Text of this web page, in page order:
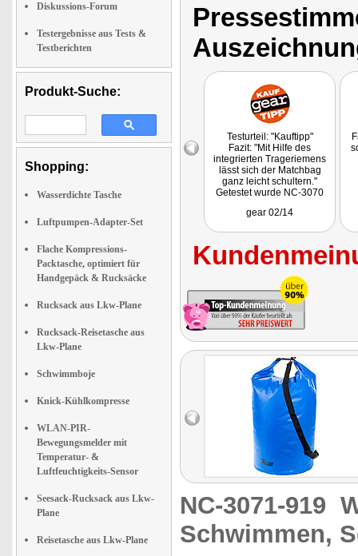
Diskussions-Forum
Testergebnisse aus Tests &
Testberichten
Produkt-Suche:
Shopping:
Wasserdichte Tasche
Luftpumpen-Adapter-Set
Flache Kompressions-
Packtasche, optimiert für
Handgepäck & Rucksäcke
Rucksack aus Lkw-Plane
Rucksack-Reisetasche aus
Lkw-Plane
Schwimmboje
Knick-Kühlkompresse
WLAN-PIR-
Bewegungsmelder mit
Temperatur- &
Luftfeuchtigkeits-Sensor
Seesack-Rucksack aus Lkw-
Plane
Reisetasche aus Lkw-Plane
Testurteil: "Kauftipp"
Fazit: "Mit Hilfe des
integrierten Trageriemens
lässt sich der Matchbag
ganz leicht schultern."
Getestet wurde NC-3070
gear 02/14
NC-3071-919
Schwimmen,